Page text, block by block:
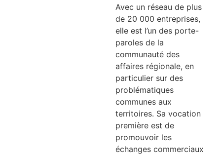
Avec un réseau de plus
de 20 000 entreprises,
elle est l’un des porte-
paroles de la
communauté des
affaires régionale, en
particulier sur des
problématiques
communes aux
territoires. Sa vocation
première est de
promouvoir les
échanges commerciaux